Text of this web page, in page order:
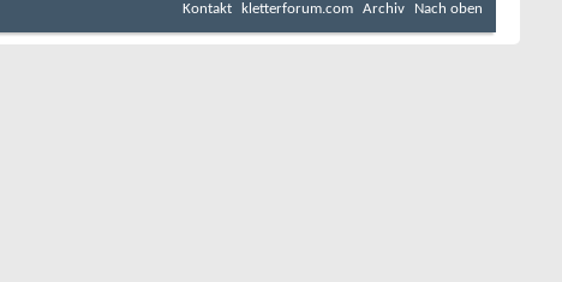
Kontakt kletterforum.com Archiv Nach oben